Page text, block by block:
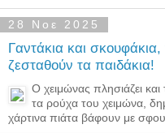
28 Νοε 2025
Γαντάκια και
ζεσταθούν τα παιδάκια!
Ο χειμώνας πλησιάζει
τα ρούχα του χειμώνα,
χάρτινα πιάτα βάφουν με